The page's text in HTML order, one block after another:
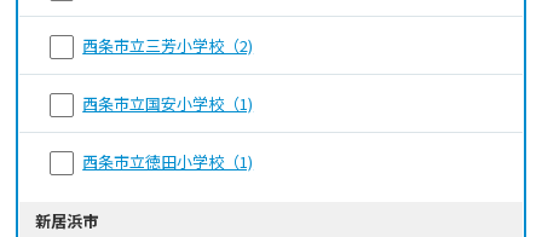
西条市立三芳小学校（2)
西条市立国安小学校（1)
西条市立徳田小学校（1)
新居浜市